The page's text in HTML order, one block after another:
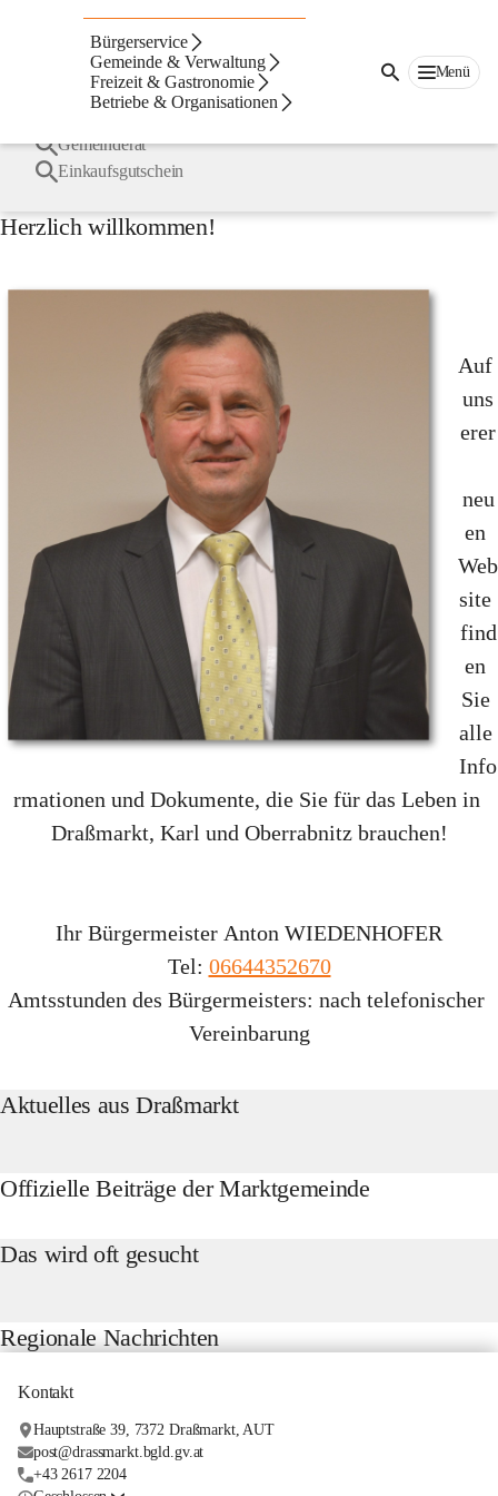
Bürgerservice
Gemeinde & Verwaltung
Freizeit & Gastronomie
Betriebe & Organisationen
Menü
Häufige Suchbegriffe
Gemeinderat
Einkaufsgutschein
Herzlich willkommen!
Auf
uns
erer
neu
en
Web
site
find
en
Sie
alle
Info
rmationen und Dokumente, die Sie für das Leben in
Draßmarkt, Karl und Oberrabnitz brauchen!
Ihr Bürgermeister Anton WIEDENHOFER
Tel: 06644352670
Amtsstunden des Bürgermeisters: nach telefonischer
Vereinbarung
Aktuelles aus Draßmarkt
Offizielle Beiträge der Marktgemeinde
Das wird oft gesucht
Regionale Nachrichten
Kontakt
Hauptstraße 39, 7372 Draßmarkt, AUT
post@drassmarkt.bgld.gv.at
+43 2617 2204